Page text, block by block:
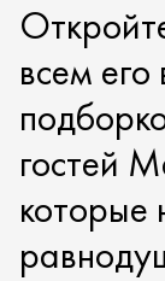
всем
гостей
которые